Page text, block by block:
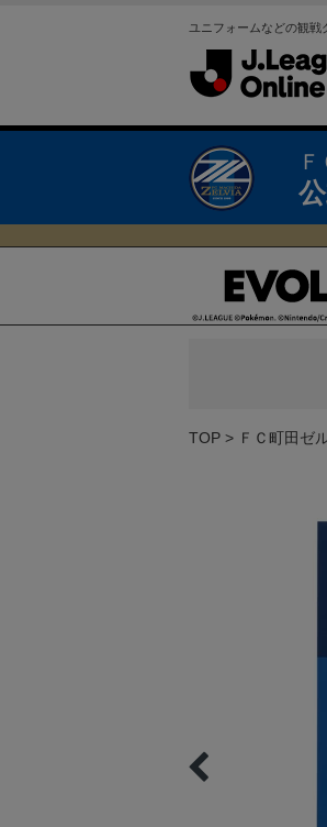
ユニフォームなどの観
TOP ＦＣ町田ゼ